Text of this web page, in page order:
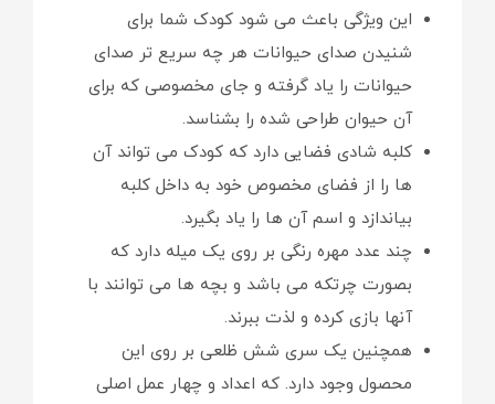
این ویژگی باعث می شود کودک شما برای
شنیدن صدای حیوانات هر چه سریع تر صدای
حیوانات را یاد گرفته و جای مخصوصی که برای
آن حیوان طراحی شده را بشناسد.
کلبه شادی فضایی دارد که کودک می تواند آن
ها را از فضای مخصوص خود به داخل کلبه
بیاندازد و اسم آن ها را یاد بگیرد.
چند عدد مهره رنگی بر روی یک میله دارد که
بصورت چرتکه می باشد و بچه ها می توانند با
آنها بازی کرده و لذت ببرند.
همچنین یک سری شش ظلعی بر روی این
محصول وجود دارد. که اعداد و چهار عمل اصلی